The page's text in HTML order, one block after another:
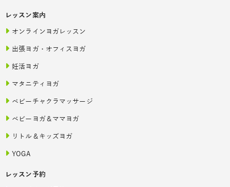
レッスン案内
オンラインヨガレッスン
出張ヨガ・オフィスヨガ
妊活ヨガ
マタニティヨガ
ベビーチャクラマッサージ
ベビーヨガ＆ママヨガ
リトル＆キッズヨガ
YOGA
レッスン予約